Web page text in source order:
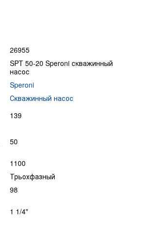
26955
SPT 50-20 Speroni скважинный
насос
Speroni
Скважинный насос
139
50
1100
Трьохфазный
98
1 1/4"